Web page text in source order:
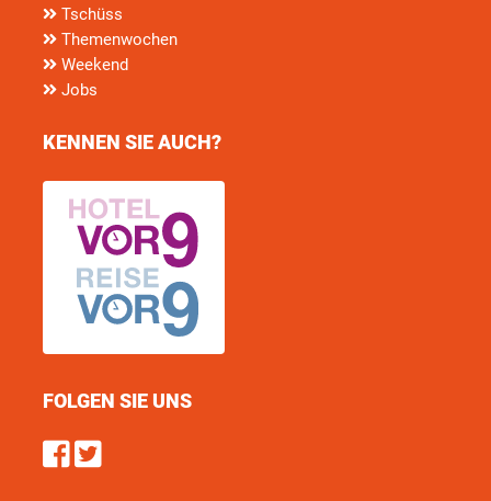
Tschüss
Themenwochen
Weekend
Jobs
KENNEN SIE AUCH?
FOLGEN SIE UNS
Find us on Facebook
Follow us on Twitter